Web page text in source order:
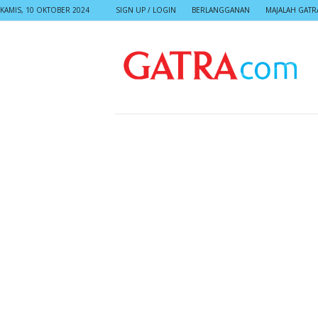
KAMIS, 10 OKTOBER 2024 SIGN UP / LOGIN BERLANGGANAN MAJALAH